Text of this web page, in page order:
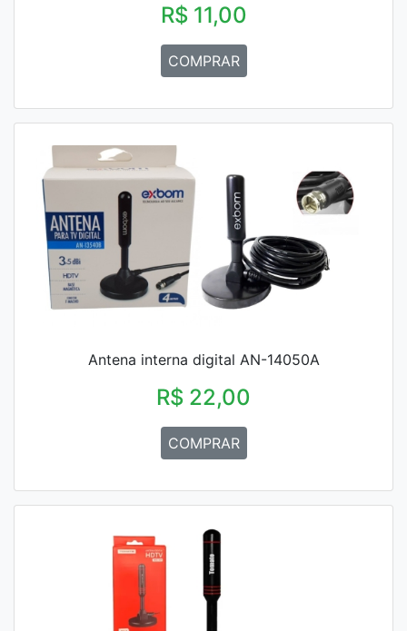
R$ 11,00
COMPRAR
Antena interna digital AN-14050A
R$ 22,00
COMPRAR